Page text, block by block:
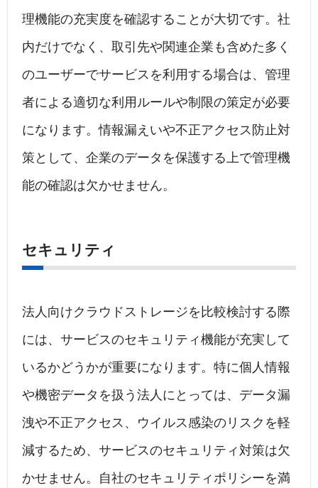
理機能の充実度を確認することが大切です。社
内だけでなく、取引先や関連企業も含めた多く
のユーザーでサービスを利用する場合は、管理
者による適切な利用ルールや制限の策定が必要
になります。情報漏えいや不正アクセス防止対
策として、企業のデータを保護する上で管理機
能の確認は欠かせません。
セキュリティ
法人向けクラウドストレージを比較検討する際
には、サービスのセキュリティ機能が充実して
いるかどうかが重要になります。特に個人情報
や機密データを扱う法人にとっては、データ漏
洩や不正アクセス、ウイルス感染のリスクを軽
減するため、サービスのセキュリティ対策は欠
かせません。自社のセキュリティポリシーを満